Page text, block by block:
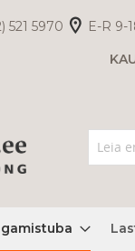
521 5970
E-R 9-